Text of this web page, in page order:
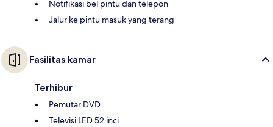
Notifikasi bel pintu dan telepon
Jalur ke pintu masuk yang terang
Fasilitas kamar
Terhibur
Pemutar DVD
Televisi LED 52 inci